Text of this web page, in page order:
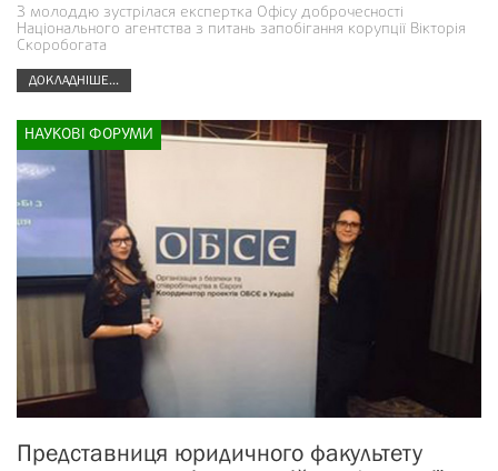
З молоддю зустрілася експертка Офісу доброчесності
Національного агентства з питань запобігання корупції Вікторія
Скоробогата
ДОКЛАДНІШЕ...
НАУКОВІ ФОРУМИ
Представниця юридичного факультету